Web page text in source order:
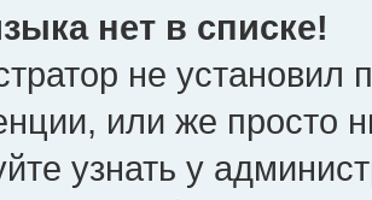
нет в списке!
не установил
или же просто
узнать у